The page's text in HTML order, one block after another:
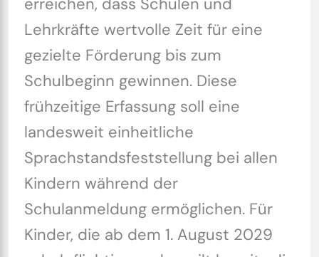
erreichen, dass Schulen und
Lehrkräfte wertvolle Zeit für eine
gezielte Förderung bis zum
Schulbeginn gewinnen. Diese
frühzeitige Erfassung soll eine
landesweit einheitliche
Sprachstandsfeststellung bei allen
Kindern während der
Schulanmeldung ermöglichen. Für
Kinder, die ab dem 1. August 2029